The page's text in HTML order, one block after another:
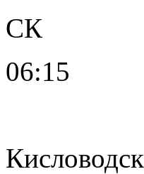
СК
06:15
Кисловодск